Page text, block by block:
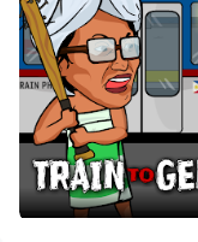
如果你想用遊戲手
幫助你在幾個簡單
現在就開始在電腦
媽媽要去元山省給
有人知道它已經感
以把你變成殭屍。